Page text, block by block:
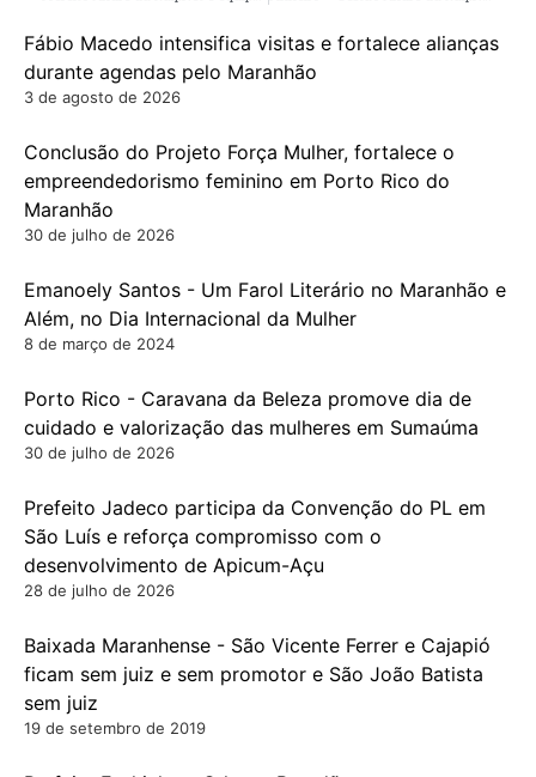
Fábio Macedo intensifica visitas e fortalece alianças
durante agendas pelo Maranhão
3 de agosto de 2026
Conclusão do Projeto Força Mulher, fortalece o
empreendedorismo feminino em Porto Rico do
Maranhão
30 de julho de 2026
Emanoely Santos - Um Farol Literário no Maranhão e
Além, no Dia Internacional da Mulher
8 de março de 2024
Porto Rico - Caravana da Beleza promove dia de
cuidado e valorização das mulheres em Sumaúma
30 de julho de 2026
Prefeito Jadeco participa da Convenção do PL em
São Luís e reforça compromisso com o
desenvolvimento de Apicum-Açu
28 de julho de 2026
Baixada Maranhense - São Vicente Ferrer e Cajapió
ficam sem juiz e sem promotor e São João Batista
sem juiz
19 de setembro de 2019